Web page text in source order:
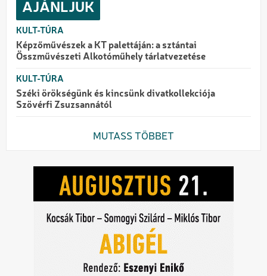
AJÁNLJUK
KULT-TÚRA
Képzőművészek a KT palettáján: a sztántai
Összművészeti Alkotóműhely tárlatvezetése
KULT-TÚRA
Széki örökségünk és kincsünk divatkollekciója
Szövérfi Zsuzsannától
MUTASS TÖBBET